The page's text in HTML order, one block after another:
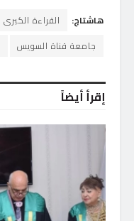
هاشتاج: القراءة الكبرى
جامعة قناة السويس
إقرأ أيضاً